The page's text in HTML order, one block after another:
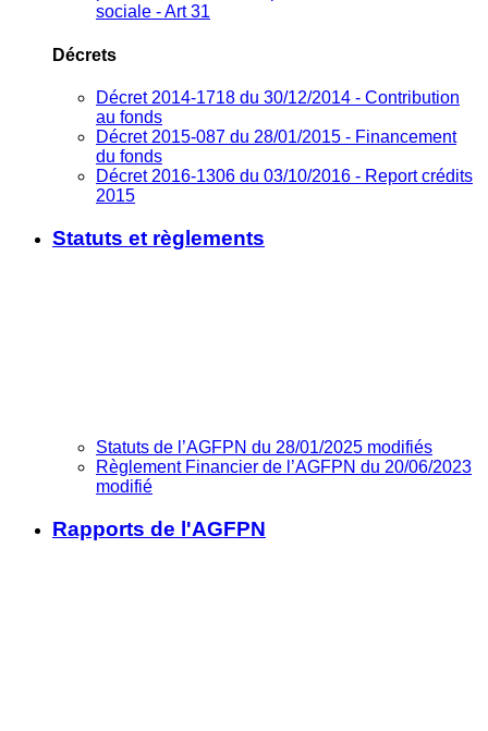
sociale - Art 31
Décrets
Décret 2014-1718 du 30/12/2014 - Contribution
au fonds
Décret 2015-087 du 28/01/2015 - Financement
du fonds
Décret 2016-1306 du 03/10/2016 - Report crédits
2015
Statuts et règlements
Statuts de l’AGFPN du 28/01/2025 modifiés
Règlement Financier de l’AGFPN du 20/06/2023
modifié
Rapports de l'AGFPN